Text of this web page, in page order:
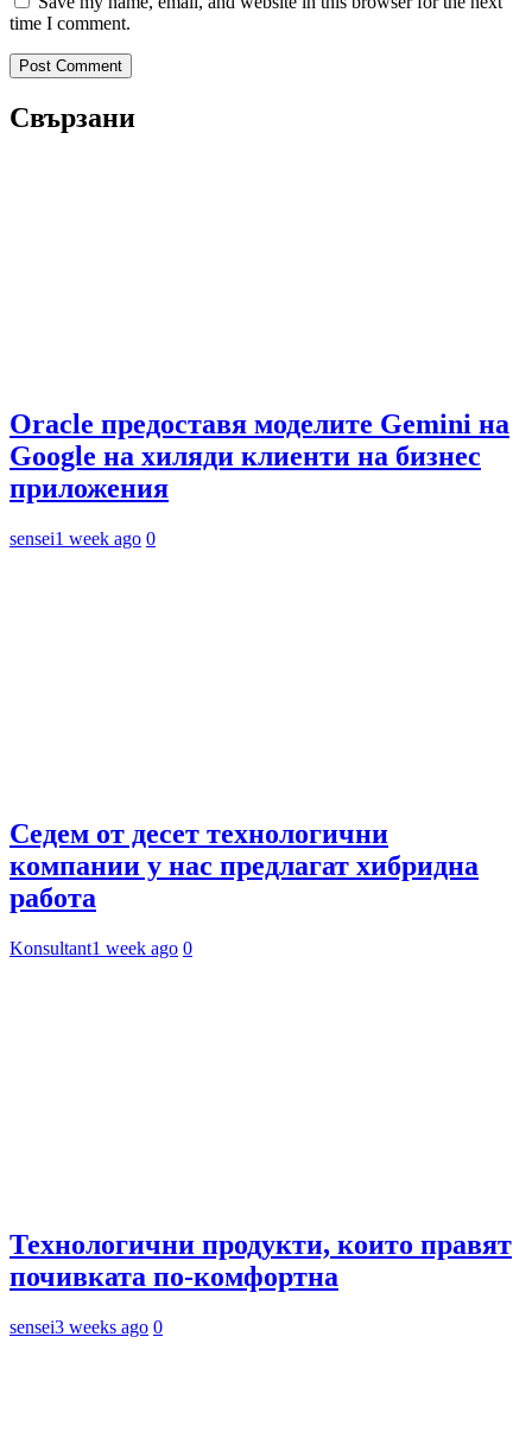
time I comment.
Свързани
Oracle предоставя моделите Gemini на
Google на хиляди клиенти на бизнес
приложения
sensei1 week ago 0
Седем от десет технологични
компании у нас предлагат хибридна
работа
Konsultant1 week ago 0
Технологични продукти, които правят
почивката по-комфортна
sensei3 weeks ago 0